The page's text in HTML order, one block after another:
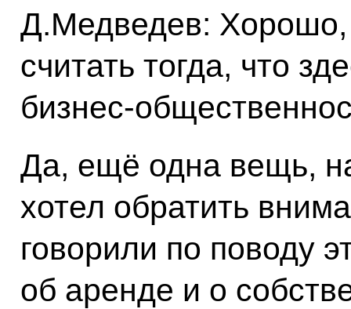
Д.Медведев:
считать тогда, что
бизнес-
Да, ещё одна вещь,
хотел обратить
говорили по поводу
об аренде и о